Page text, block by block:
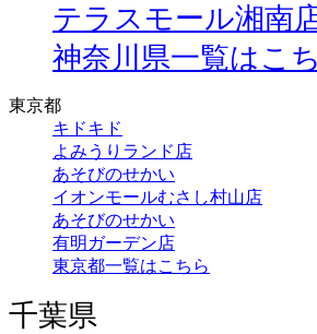
テラスモール湘南
神奈川県一覧はこ
東京都
キドキド
よみうりランド店
あそびのせかい
イオンモールむさし村山店
あそびのせかい
有明ガーデン店
東京都一覧はこちら
千葉県